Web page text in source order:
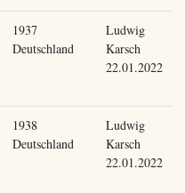
1937
Deutschland
Ludwig
Karsch
22.01.2022
1938
Deutschland
Ludwig
Karsch
22.01.2022